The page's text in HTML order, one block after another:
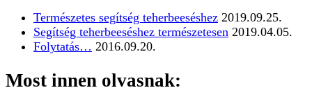
Természetes segítség teherbeeséshez 2019.09.25.
Segítség teherbeeséshez természetesen 2019.04.05.
Folytatás… 2016.09.20.
Most innen olvasnak: